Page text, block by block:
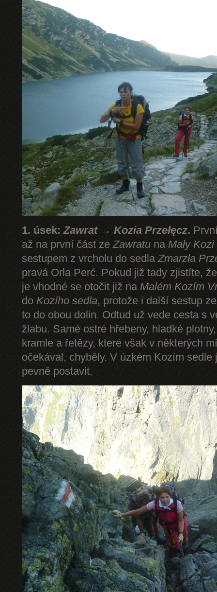
1. úsek:Zawrat → Kozia Przełęcz.
až na první část zeZawratu naMały Kozi
sestupem z vrcholu do sedlaZmarzła
pravá Orla Perć. Pokud již tady zjistíte,
je vhodné se otočit již na Malém Kozím
do Kozího sedla, protože i další sestup
to do obou dolin. Odtud už vede cesta s
žlabu. Samé ostré hřebeny, hladké
kramle a řetězy, které však v některých
očekával, chyběly. V úzkém Kozím sedle
pevně postavit.